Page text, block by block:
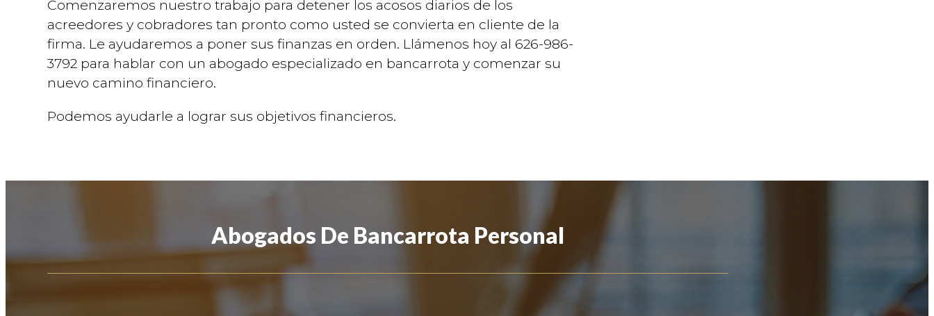
Comenzaremos nuestro trabajo para detener los acosos diarios de los
acreedores y cobradores tan pronto como usted se convierta en cliente de la
firma. Le ayudaremos a poner sus finanzas en orden. Llámenos hoy al 626-986-
3792 para hablar con un abogado especializado en bancarrota y comenzar su
nuevo camino financiero.
Podemos ayudarle a lograr sus objetivos financieros.
Abogados De Bancarrota Personal